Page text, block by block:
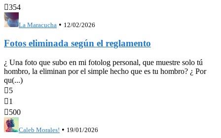
354
La Maracucha • 12/02/2026
Fotos eliminada según el reglamento
¿ Una foto que subo en mi fotolog personal, que muestre solo tú
hombro, la eliminan por el simple hecho que es tu hombro? ¿ Por
qu(...)
5
1
500
Caleb Morales! • 19/01/2026